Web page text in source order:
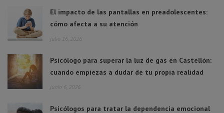
El impacto de las pantallas en preadolescentes:
cómo afecta a su atención
julio 16, 2026
Psicólogo para superar la luz de gas en Castellón:
cuando empiezas a dudar de tu propia realidad
junio 6, 2026
Psicólogos para tratar la dependencia emocional